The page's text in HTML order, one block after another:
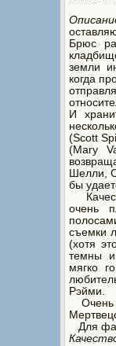
Брюс
земли
когда
И
(Scott
(Mary
Шелли,
бы
очень
съемки
(хотя
темны и
мягко
Рэйми.
Очень
Для